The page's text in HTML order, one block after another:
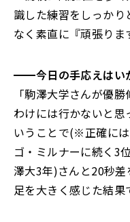
識した練習をしっかり
なく素直に『頑張りま
━━今日の手応えはい
「駒澤大学さんが優
わけには行かないと思
いうことで(※正確に
ゴ・ミルナーに続く3
澤大3年)さんと20秒
足を大きく感じた結果